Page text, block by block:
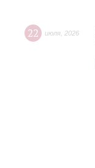
22 июля 2026